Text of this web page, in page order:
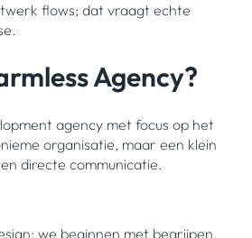
flows; dat vraagt echte
Agency?
agency met focus op het
organisatie, maar een klein
directe communicatie.
we beginnen met begrijpen,